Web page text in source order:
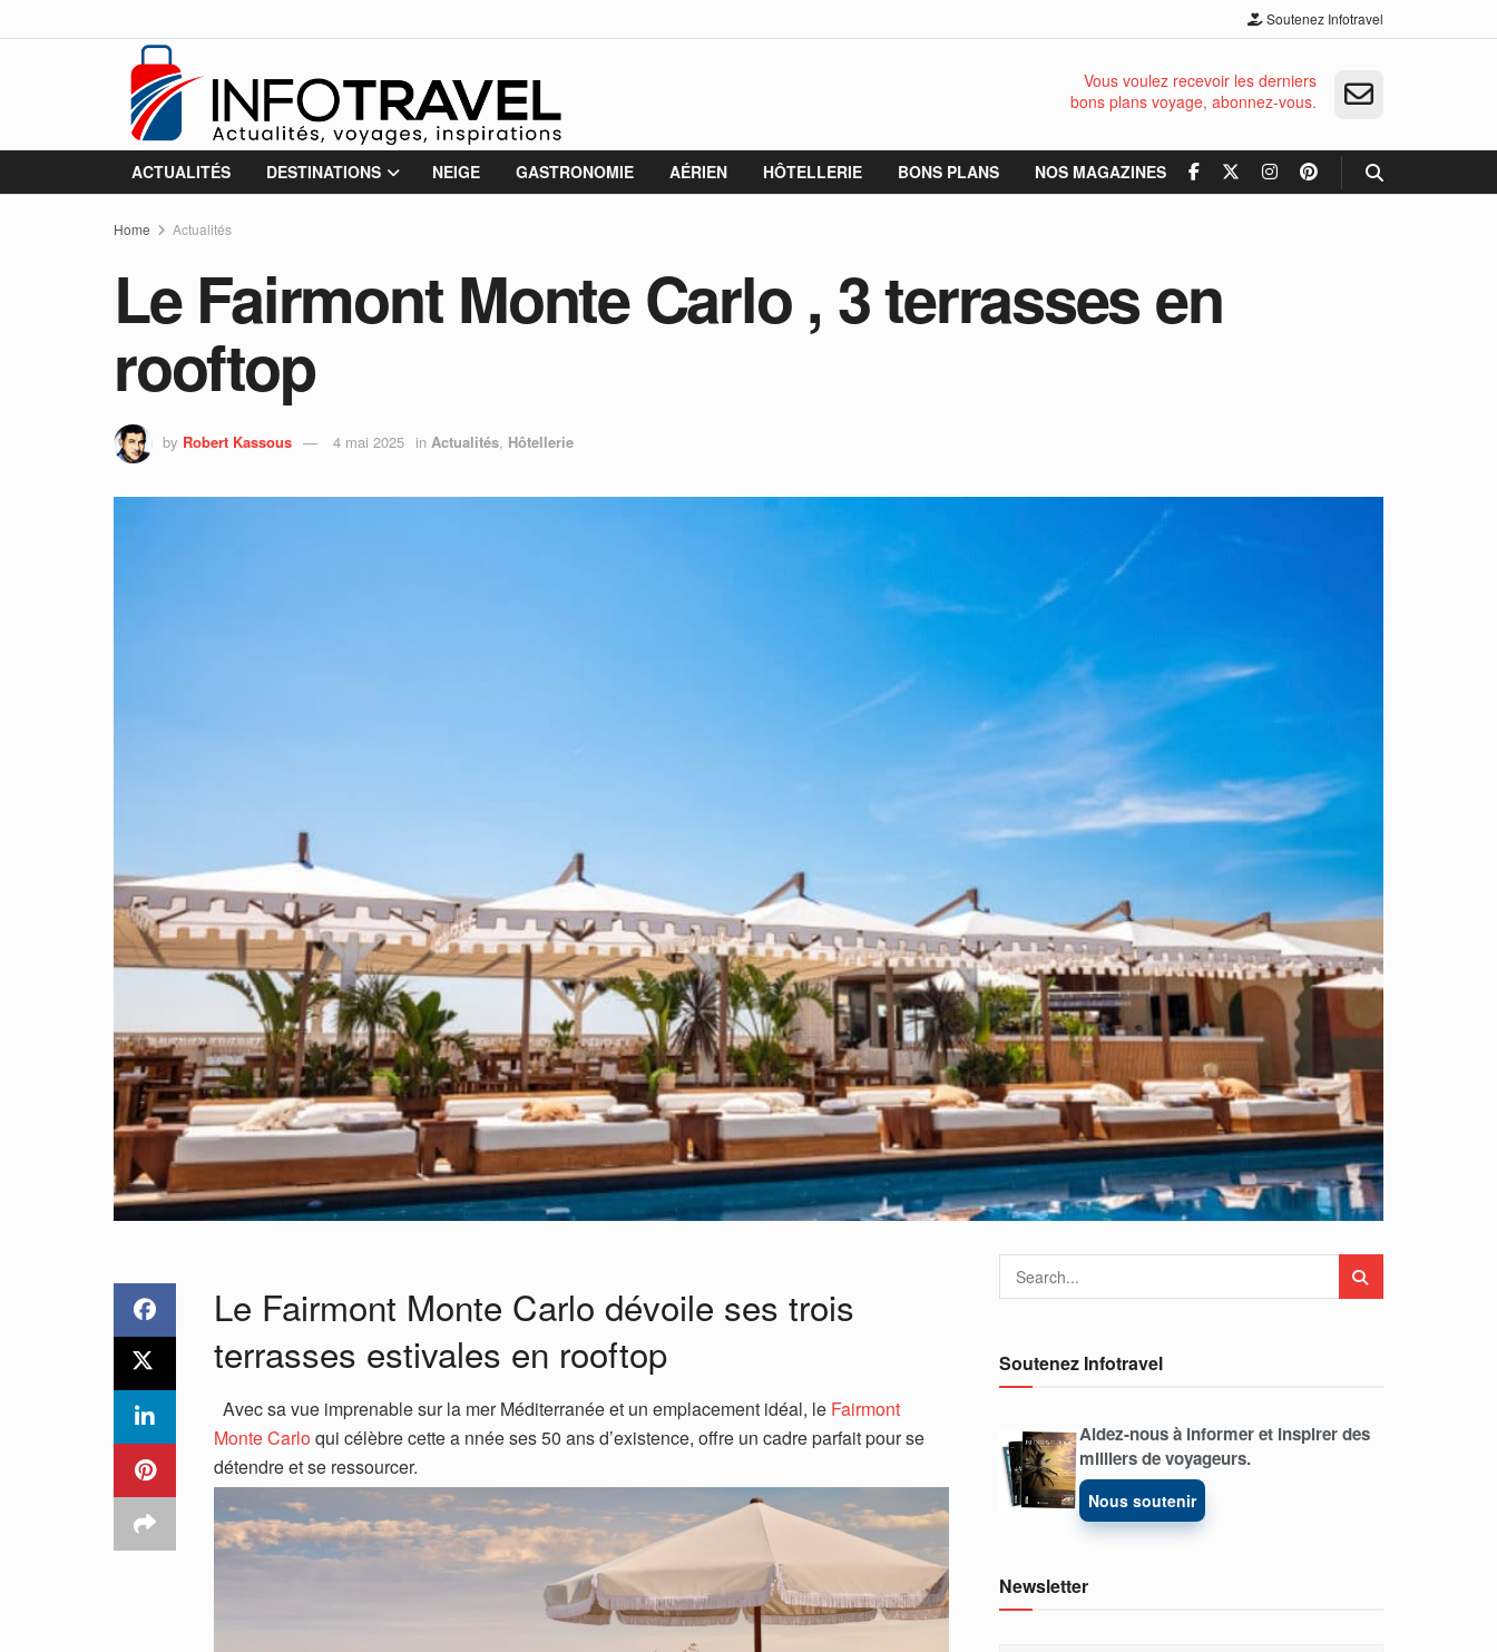
Soutenez Infotravel
Vous voulez recevoir les derniers
bons plans voyage, abonnez-vous.
ACTUALITÉS DESTINATIONS NEIGE GASTRONOMIE AÉRIEN HÔTELLERIE BONS PLANS NOS MAGAZINES
Home Actualités
Le Fairmont Monte Carlo , 3 terrasses en
rooftop
by Robert Kassous 4 mai 2025 in Actualités, Hôtellerie
Le Fairmont Monte Carlo dévoile ses trois
terrasses estivales en rooftop
Avec sa vue imprenable sur la mer Méditerranée et un emplacement idéal, le Fairmont
Monte Carloqui célèbre cette a nnée ses 50 ans d’existence, offre un cadre parfait pour se
détendre et se ressourcer.
Soutenez Infotravel
Aidez-nous à informer et inspirer des
milliers de voyageurs.
Nous soutenir
Newsletter